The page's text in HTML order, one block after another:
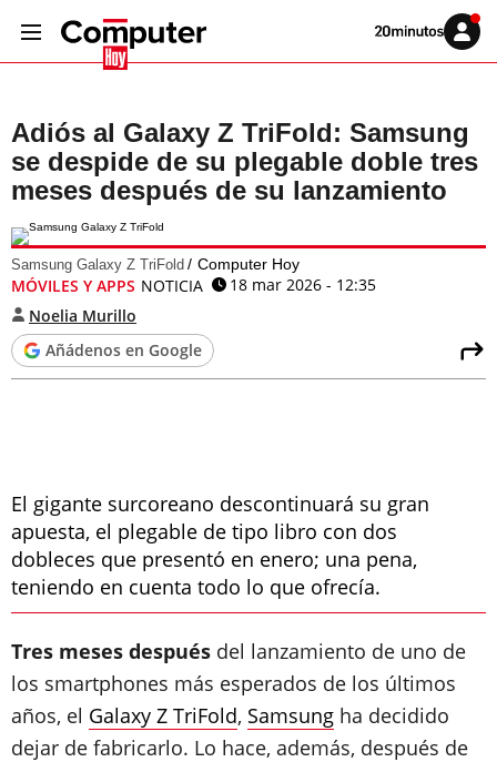
Volver
Iniciar
sesión
Adiós al Galaxy Z TriFold: Samsung
se despide de su plegable doble tres
meses después de su lanzamiento
Samsung Galaxy Z TriFold Computer Hoy
MÓVILES Y APPS NOTICIA
18 mar 2026 - 12:35
Noelia Murillo
Añádenos en Google
El gigante surcoreano descontinuará su gran
apuesta, el plegable de tipo libro con dos
dobleces que presentó en enero; una pena,
teniendo en cuenta todo lo que ofrecía.
Tres meses después del lanzamiento de uno de
los smartphones más esperados de los últimos
años, el Galaxy Z TriFold, Samsung ha decidido
dejar de fabricarlo. Lo hace, además, después de